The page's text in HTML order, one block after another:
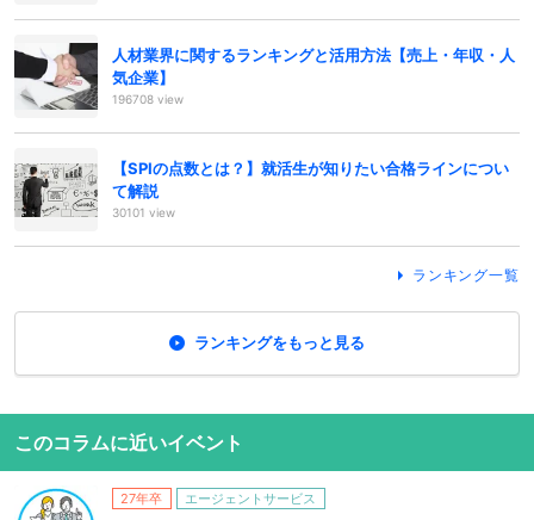
人材業界に関するランキングと活用方法【売上・年収・人
気企業】
196708 view
【SPIの点数とは？】就活生が知りたい合格ラインについ
て解説
30101 view
ランキング一覧
ランキングをもっと見る
このコラムに近いイベント
27年卒 エージェントサービス